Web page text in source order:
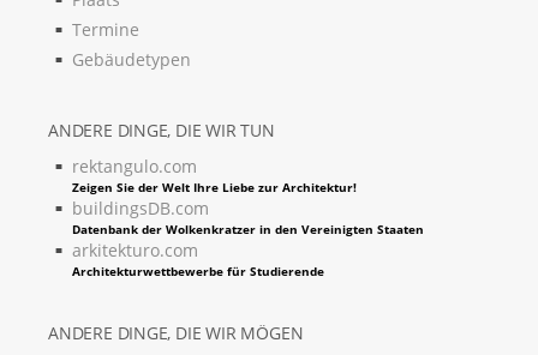
Termine
Gebäudetypen
ANDERE DINGE, DIE WIR TUN
rektangulo.com
Zeigen Sie der Welt Ihre Liebe zur Architektur!
buildingsDB.com
Datenbank der Wolkenkratzer in den Vereinigten Staaten
arkitekturo.com
Architekturwettbewerbe für Studierende
ANDERE DINGE, DIE WIR MÖGEN